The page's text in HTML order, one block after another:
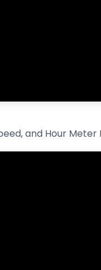
and Hour